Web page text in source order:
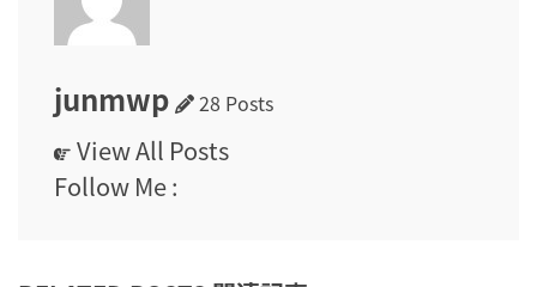
junmwp 28 Posts
View All Posts
Follow Me :